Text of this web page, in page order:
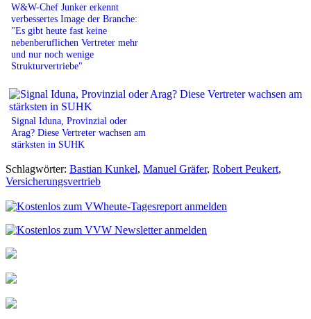
W&W-Chef Junker erkennt
verbessertes Image der Branche:
"Es gibt heute fast keine
nebenberuflichen Vertreter mehr
und nur noch wenige
Strukturvertriebe"
Signal Iduna, Provinzial oder
Arag? Diese Vertreter wachsen am
stärksten in SUHK
Schlagwörter: Bastian Kunkel, Manuel Gräfer, Robert Peukert,
Versicherungsvertrieb